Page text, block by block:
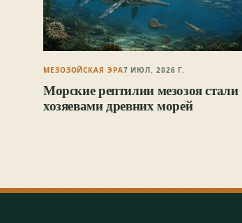
МЕЗОЗОЙСКАЯ ЭРА7 ИЮЛ. 2026 Г.
Морские рептилии мезозоя стали
хозяевами древних морей